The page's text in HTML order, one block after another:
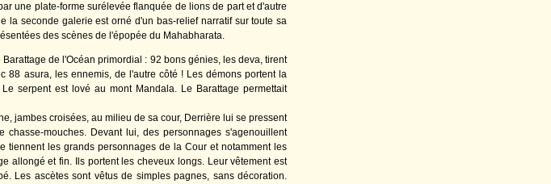
une plate-forme surélevée flanquée de lions de part et d'autre
la seconde galerie est orné d'un bas-relief narratif sur toute sa
des scènes de l'épopée du Mahabharata.
de l'Océan primordial : 92 bons génies, les deva, tirent
88 asura, les ennemis, de l'autre côté ! Les démons portent la
serpent est lové au mont Mandala. Le Barattage permettait
jambes croisées, au milieu de sa cour, Derrière lui se pressent
chasse-mouches. Devant lui, des personnages s'agenouillent
tiennent les grands personnages de la Cour et notamment les
allongé et fin. Ils portent les cheveux longs. Leur vêtement est
Les ascètes sont vêtus de simples pagnes, sans décoration.